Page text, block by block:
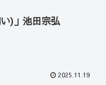
)」池田宗弘
2025.11.19